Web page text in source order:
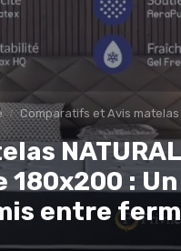
Comparatifs et Avis matelas
180x200 : Un
entre